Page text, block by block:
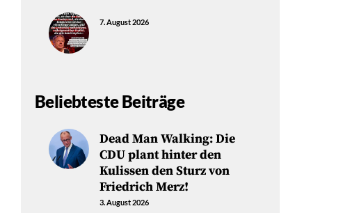
7. August 2026
Beliebteste Beiträge
Dead Man Walking: Die
CDU plant hinter den
Kulissen den Sturz von
Friedrich Merz!
3. August 2026